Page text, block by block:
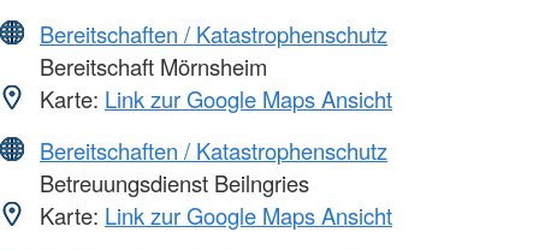
Bereitschaften / Katastrophenschutz
Bereitschaft Mörnsheim
Karte: Link zur Google Maps Ansicht
Bereitschaften / Katastrophenschutz
Betreuungsdienst Beilngries
Karte: Link zur Google Maps Ansicht